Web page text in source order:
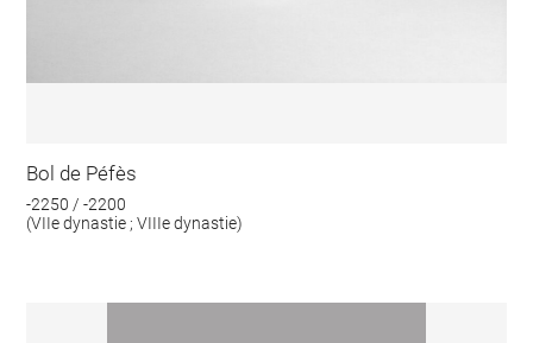
Bol de Péfès
-2250 / -2200
(VIIe dynastie ; VIIIe dynastie)